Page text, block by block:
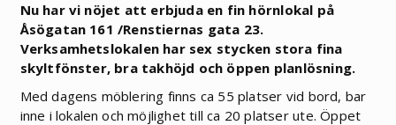
Nu har vi nöjet att erbjuda en fin hörnlokal på
Åsögatan 161 /Renstiernas gata 23.
Verksamhetslokalen har sex stycken stora fina
skyltfönster, bra takhöjd och öppen planlösning.
Med dagens möblering finns ca 55 platser vid bord, bar
inne i lokalen och möjlighet till ca 20 platser ute. Öppet